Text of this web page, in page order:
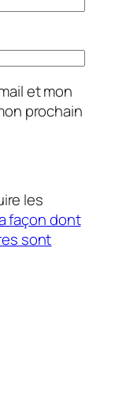
et mon
prochain
les
façon dont
sont